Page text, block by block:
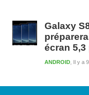
Galaxy
écran
Il y a
ANDROID